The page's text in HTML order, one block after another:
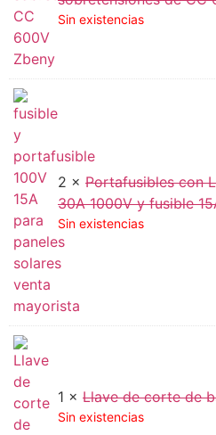
Sin existencias
2 × Portafusibles con
30A 1000V y fusible
Sin existencias
1 × Llave de corte de
Sin existencias